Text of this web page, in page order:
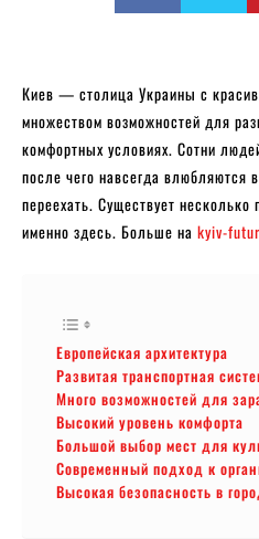
Киев — столица Украины с
множеством возможностей для
комфортных условиях. Сотни
после чего навсегда влюбляются
переехать. Существует несколько
именно здесь. Больше на kyiv-
Европейская архитектура
Развитая транспортная
Много возможностей для
Высокий уровень комфорта
Большой выбор мест для
Современный подход к
Высокая безопасность в